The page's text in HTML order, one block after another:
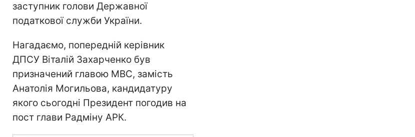
заступник голови Державної
податкової служби України.
Нагадаємо, попередній керівник
ДПСУ Віталій Захарченко був
призначений главою МВС, замість
Анатолія Могильова, кандидатуру
якого сьогодні Президент погодив на
пост глави Радміну АРК.